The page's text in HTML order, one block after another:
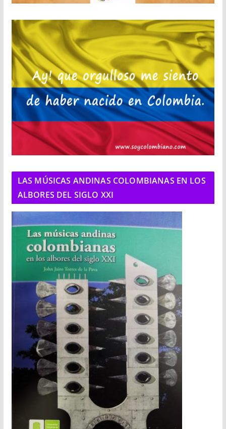
LAS MÚSICAS ANDINAS COLOMBIANAS EN LOS
ALBORES DEL SIGLO XXI